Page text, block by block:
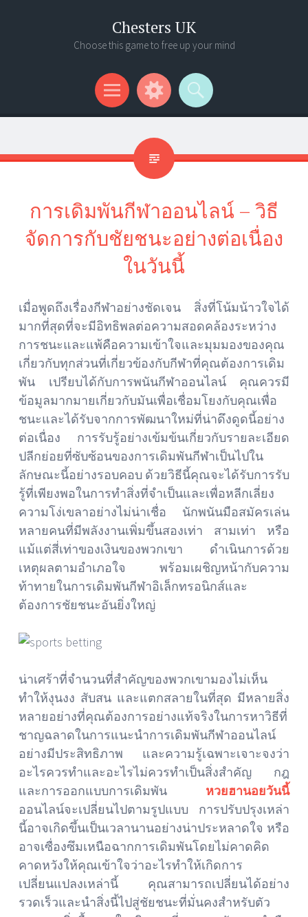
Chesters UK
Choose this game to free up your mind
Menu
Widgets
Search
การเดิมพันกีฬาออนไลน์ – วิธี
จัดการกับชัยชนะอย่างต่อเนื่อง
ในวันนี้
เมื่อพูดถึงเรื่องกีฬาอย่างชัดเจน สิ่งที่โน้มน้าวใจได้
มากที่สุดที่จะมีอิทธิพลต่อความสอดคล้องระหว่าง
การชนะและแพ้คือความเข้าใจและมุมมองของคุณ
เกี่ยวกับทุกส่วนที่เกี่ยวข้องกับกีฬาที่คุณต้องการเดิม
พัน เปรียบได้กับการพนันกีฬาออนไลน์ คุณควรมี
ข้อมูลมากมายเกี่ยวกับมันเพื่อเชื่อมโยงกับคุณเพื่อ
ชนะและได้รับจากการพัฒนาใหม่ที่น่าดึงดูดนี้อย่าง
ต่อเนื่อง การรับรู้อย่างเข้มข้นเกี่ยวกับรายละเอียด
ปลีกย่อยที่ซับซ้อนของการเดิมพันกีฬาเป็นไปใน
ลักษณะนี้อย่างรอบคอบ ด้วยวิธีนี้คุณจะได้รับการรับ
รู้ที่เพียงพอในการทำสิ่งที่จำเป็นและเพื่อหลีกเลี่ยง
ความโง่เขลาอย่างไม่น่าเชื่อ นักพนันมือสมัครเล่น
หลายคนที่มีพลังงานเพิ่มขึ้นสองเท่า สามเท่า หรือ
แม้แต่สี่เท่าของเงินของพวกเขา ดำเนินการด้วย
เหตุผลตามอำเภอใจ พร้อมเผชิญหน้ากับความ
ท้าทายในการเดิมพันกีฬาอิเล็กทรอนิกส์และ
ต้องการชัยชนะอันยิ่งใหญ่
น่าเศร้าที่จำนวนที่สำคัญของพวกเขามองไม่เห็น
ทำให้งุนงง สับสน และแตกสลายในที่สุด มีหลายสิ่ง
หลายอย่างที่คุณต้องการอย่างแท้จริงในการหาวิธีที่
ชาญฉลาดในการแนะนำการเดิมพันกีฬาออนไลน์
อย่างมีประสิทธิภาพ และความรู้เฉพาะเจาะจงว่า
อะไรควรทำและอะไรไม่ควรทำเป็นสิ่งสำคัญ กฎ
และการออกแบบการเดิมพัน หวยฮานอยวันนี้
ออนไลน์จะเปลี่ยนไปตามรูปแบบ การปรับปรุงเหล่า
นี้อาจเกิดขึ้นเป็นเวลานานอย่างน่าประหลาดใจ หรือ
อาจเซื่องซึมเหนือฉากการเดิมพันโดยไม่คาดคิด
คาดหวังให้คุณเข้าใจว่าอะไรทำให้เกิดการ
เปลี่ยนแปลงเหล่านี้ คุณสามารถเปลี่ยนได้อย่าง
รวดเร็วและนำสิ่งนี้ไปสู่ชัยชนะที่มั่นคงสำหรับตัว